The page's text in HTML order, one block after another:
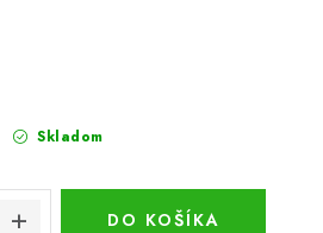
Skladom
DO KOŠÍKA